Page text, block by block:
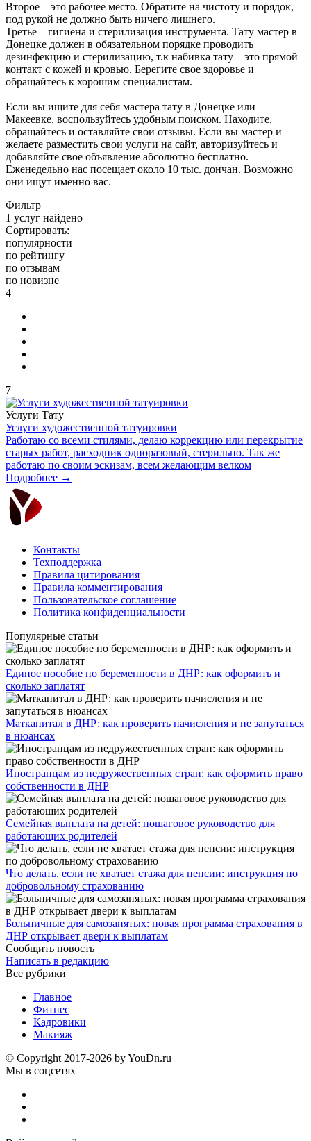
Второе – это рабочее место. Обратите на чистоту и порядок,
под рукой не должно быть ничего лишнего.
Третье – гигиена и стерилизация инструмента. Тату мастер в
Донецке должен в обязательном порядке проводить
дезинфекцию и стерилизацию, т.к набивка тату – это прямой
контакт с кожей и кровью. Берегите свое здоровье и
обращайтесь к хорошим специалистам.
Если вы ищите для себя мастера тату в Донецке или
Макеевке, воспользуйтесь удобным поиском. Находите,
обращайтесь и оставляйте свои отзывы. Если вы мастер и
желаете разместить свои услуги на сайт, авторизуйтесь и
добавляйте свое объявление абсолютно бесплатно.
Еженедельно нас посещает около 10 тыс. дончан. Возможно
они ищут именно вас.
Фильтр
1 услуг найдено
Сортировать:
популярности
по рейтингу
по отзывам
по новизне
4
7
Услуги Тату
Услуги художественной татуировки
Работаю со всеми стилями, делаю коррекцию или перекрытие
старых работ, расходник одноразовый, стерильно. Так же
работаю по своим эскизам, всем желающим велком
Подробнее →
Контакты
Техподдержка
Правила цитирования
Правила комментирования
Пользовательское соглашение
Политика конфиденциальности
Популярные статьи
Единое пособие по беременности в ДНР: как оформить и
сколько заплатят
​Маткапитал в ДНР: как проверить начисления и не запутаться
в нюансах
Иностранцам из недружественных стран: как оформить право
собственности в ДНР
Семейная выплата на детей: пошаговое руководство для
работающих родителей
Что делать, если не хватает стажа для пенсии: инструкция по
добровольному страхованию
Больничные для самозанятых: новая программа страхования в
ДНР открывает двери к выплатам
Сообщить новость
Написать в редакцию
Все рубрики
Главное
Фитнес
Кадровики
Макияж
© Copyright 2017-2026 by YouDn.ru
Мы в соцсетях